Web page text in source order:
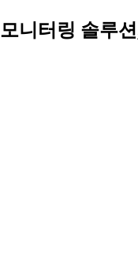
모니터링 솔루